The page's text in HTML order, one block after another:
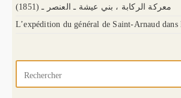
(1851) معركة الركابة ، بني عيشة ـ العنصر ـ
L’expédition du général de Saint-Arnaud dans